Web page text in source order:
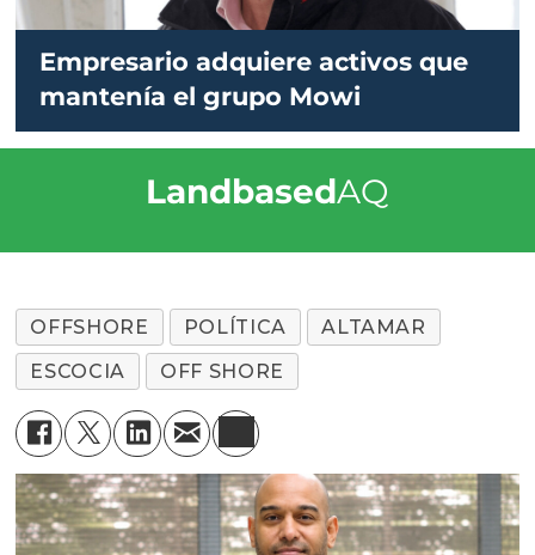
Empresario adquiere activos que
mantenía el grupo Mowi
LandbasedAQ
OFFSHORE POLÍTICA
ALTAMAR
ESCOCIA
OFF SHORE